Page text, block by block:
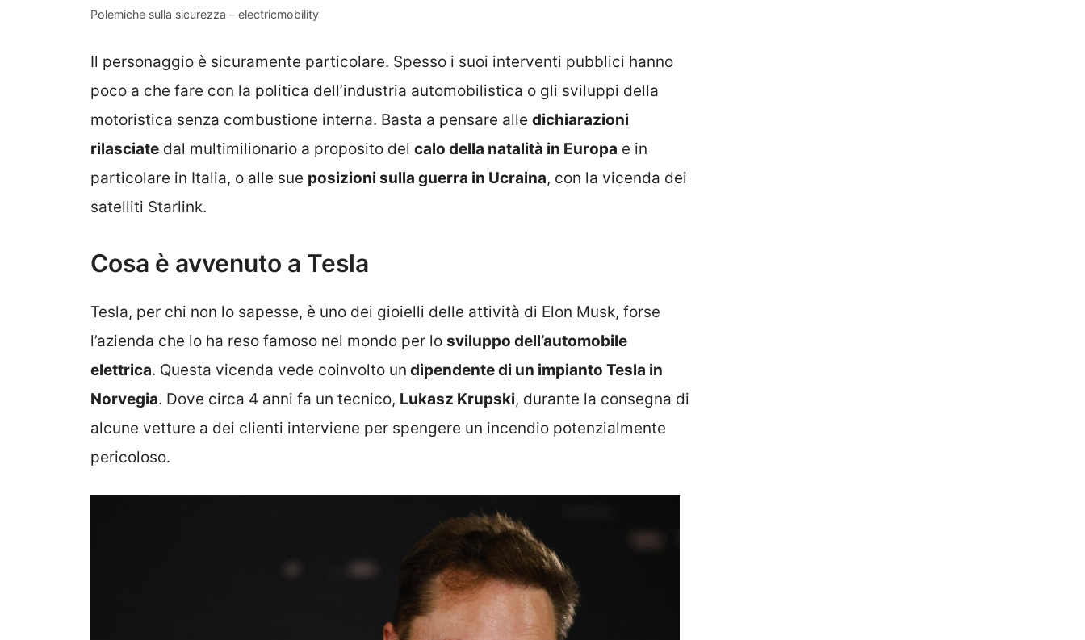
Polemiche sulla sicurezza – electricmobility
Il personaggio è sicuramente particolare. Spesso i suoi interventi pubblici hanno
poco a che fare con la politica dell’industria automobilistica o gli sviluppi della
motoristica senza combustione interna. Basta a pensare alle dichiarazioni
rilasciate dal multimilionario a proposito del calo della natalità in Europa e in
particolare in Italia, o alle sue posizioni sulla guerra in Ucraina, con la vicenda dei
satelliti Starlink.
Cosa è avvenuto a Tesla
Tesla, per chi non lo sapesse, è uno dei gioielli delle attività di Elon Musk, forse
l’azienda che lo ha reso famoso nel mondo per lo sviluppo dell’automobile
elettrica. Questa vicenda vede coinvolto un dipendente di un impianto Tesla in
Norvegia. Dove circa 4 anni fa un tecnico, Lukasz Krupski, durante la consegna di
alcune vetture a dei clienti interviene per spengere un incendio potenzialmente
pericoloso.